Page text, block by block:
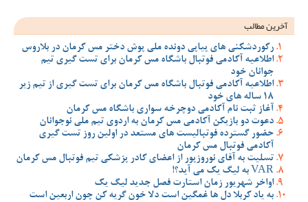
آخرین مطالب
رکوردشکنی های پیاپی دونده ملی پوش دختر مس کرمان در بلاروس
اطلاعیه آکادمی فوتبال باشگاه مس کرمان برای تست گیری تیم
جوانان خود
اطلاعیه آکادمی فوتبال باشگاه مس کرمان برای تست گیری از تیم زیر
18 ساله های خود
آغاز ثبت نام آکادمی دوچرخه سواری باشگاه مس کرمان
دعوت دو بازیکن آکادمی مس کرمان به اردوی تیم ملی نوجوانان
حضور گسترده فوتبالیست های مستعد در اولین روز تست گیری
آکادمی فوتبال مس کرمان
تسلیت به آقای نوروزپور از اعضای کادر پزشکی تیم فوتبال مس کرمان
VAR به لیگ یک می آید؟!
اواخر شهریور زمان استارت فصل جدید لیگ یک
به یاد کربلا دل ها غمگین است دلا خون گریه کن چون اربعین است